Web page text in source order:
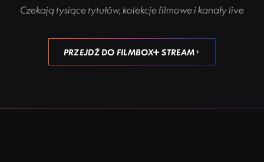
Czekają tysiące tytułów, kolekcje filmowe i kanały live
PRZEJDŹ DO FILMBOX+ STREAM